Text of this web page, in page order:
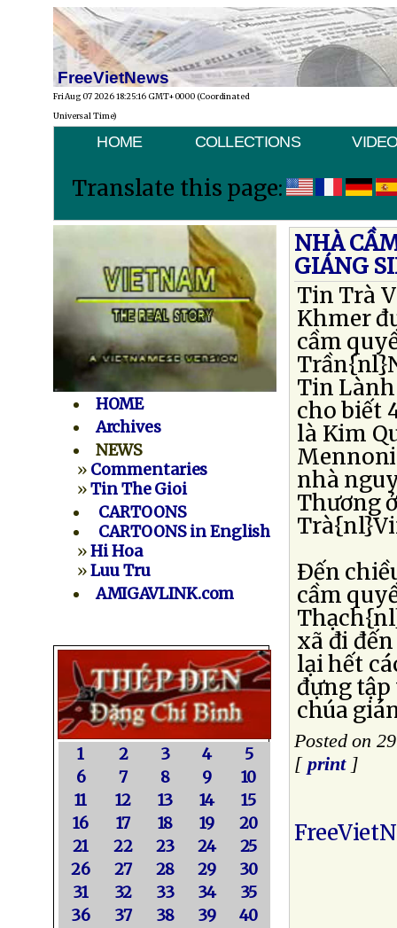
FreeVietNews
Fri Aug 07 2026 18:25:16 GMT+0000 (Coordinated
Universal Time)
HOME COLLECTIONS
Translate this page:
HOME
Archives
NEWS
» Commentaries
»Tin The Gioi
CARTOONS
CARTOONS in English
»Hi Hoa
»Luu Tru
AMIGAVLINK.com
1 2 3 4
5
6
7 8 9
10
11
12 13 14
15
16
17 18 19
20
21
22 23 24
25
26
27 28 29
30
31
32 33 34
35
36
37 38 39
40
NHÀ
GIÁNG
Tin Trà
Khmer
cầm
Tin
cho biết
là Kim
nhà
Thương
Ðến
cầm
xã đi
lại hết
đựng
chúa
Posted on
[ print]